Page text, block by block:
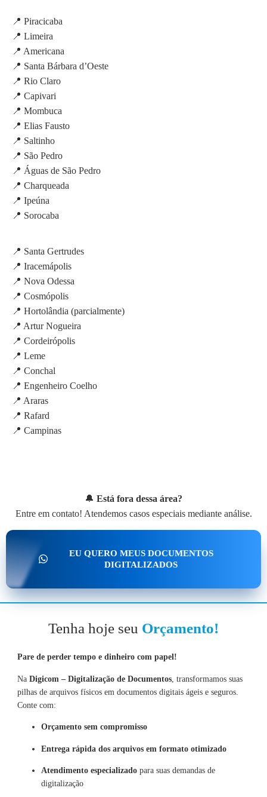
📍 Piracicaba
📍 Limeira
📍 Americana
📍 Santa Bárbara d’Oeste
📍 Rio Claro
📍 Capivari
📍 Mombuca
📍 Elias Fausto
📍 Saltinho
📍 São Pedro
📍 Águas de São Pedro
📍 Charqueada
📍 Ipeúna
📍 Sorocaba
📍 Santa Gertrudes
📍 Iracemápolis
📍 Nova Odessa
📍 Cosmópolis
📍 Hortolândia (parcialmente)
📍 Artur Nogueira
📍 Cordeirópolis
📍 Leme
📍 Conchal
📍 Engenheiro Coelho
📍 Araras
📍 Rafard
📍 Campinas
🔔 Está fora dessa área?
Entre em contato! Atendemos casos especiais mediante análise.
EU QUERO MEUS DOCUMENTOS
DIGITALIZADOS
Tenha hoje seu Orçamento!
Pare de perder tempo e dinheiro com papel!
Na Digicom – Digitalização de Documentos, transformamos suas
pilhas de arquivos físicos em documentos digitais ágeis e seguros.
Conte com:
Orçamento sem compromisso
Entrega rápida dos arquivos em formato otimizado
Atendimento especializadopara suas demandas de
digitalização